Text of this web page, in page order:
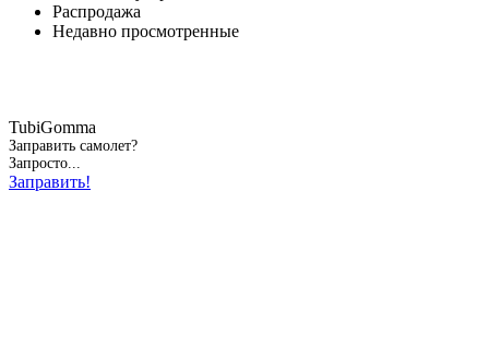
Распродажа
Недавно просмотренные
TubiGomma
Заправить самолет?
Запросто...
Заправить!